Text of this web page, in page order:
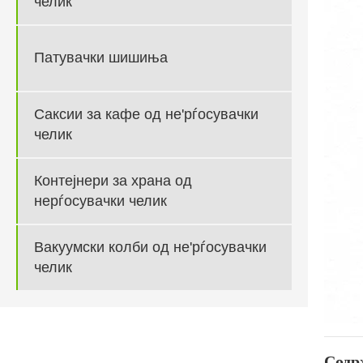
Патувачки шишиња
Саксии за кафе од не'рѓосувачки
челик
Контејнери за храна од
нерѓосувачки челик
Вакуумски колби од не'рѓосувачки
челик